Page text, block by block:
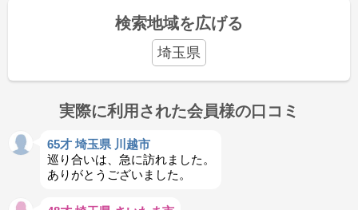
検索地域を広げる
埼玉県
実際に利用された会員様の口コミ
65才 埼玉県 川越市
巡り合いは、急に訪れました。
ありがとうございました。